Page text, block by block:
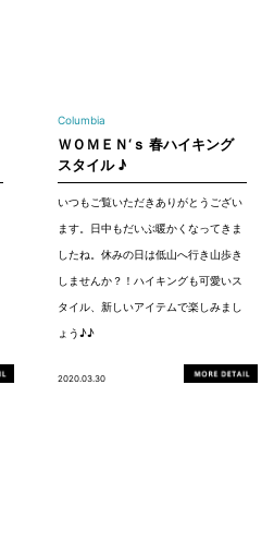
Columbia
ＷＯＭＥＮ‘ｓ 春ハイキング
スタイル ♪
いつもご覧いただきありがとうござい
ます。日中もだいぶ暖かくなってきま
したね。休みの日は低山へ行き山歩き
しませんか？！ハイキングも可愛いス
タイル、新しいアイテムで楽しみまし
ょう♪♪
2020.03.30